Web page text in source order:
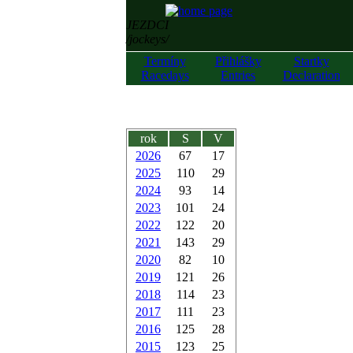
JEZDCI
/jockeys/
Termíny
Racedays
Přihlášky
Entries
Startky
Declaration
rok S
V
2026
67
17
2025
110
29
2024
93
14
2023
101
24
2022
122
20
2021
143
29
2020
82
10
2019
121
26
2018
114
23
2017
111
23
2016
125
28
2015
123
25